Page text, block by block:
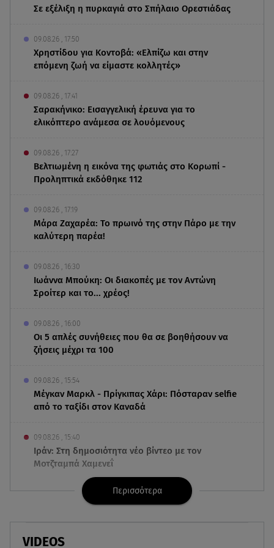
Σε εξέλιξη η πυρκαγιά στο Σπήλαιο Ορεστιάδας
09.08.26 , 17:50
Χρηστίδου για Κοντοβά: «Ελπίζω και στην
επόμενη ζωή να είμαστε κολλητές»
09.08.26 , 17:41
Σαρακήνικο: Εισαγγελική έρευνα για το
ελικόπτερο ανάμεσα σε λουόμενους
09.08.26 , 17:27
Βελτιωμένη η εικόνα της φωτιάς στο Κορωπί -
Προληπτικά εκδόθηκε 112
09.08.26 , 17:19
Μάρα Ζαχαρέα: Το πρωινό της στην Πάρο με την
καλύτερη παρέα!
09.08.26 , 16:30
Ιωάννα Μπούκη: Οι διακοπές με τον Αντώνη
Σροίτερ και το... χρέος!
09.08.26 , 16:00
Οι 5 απλές συνήθειες που θα σε βοηθήσουν να
ζήσεις μέχρι τα 100
09.08.26 , 15:54
Μέγκαν Μαρκλ - Πρίγκιπας Χάρι: Πόσταραν selfie
από το ταξίδι στον Καναδά
09.08.26 , 15:40
Ιράν: Στη δημοσιότητα νέο βίντεο με τον
Μοτζταμπά Χαμενεΐ
09.08.26 , 15:16
Χωρισμός στη σόουμπιζ μετά από 8 χρόνια
γάμου - Η ανακοίνωση
Περισσότερα
VIDEOS